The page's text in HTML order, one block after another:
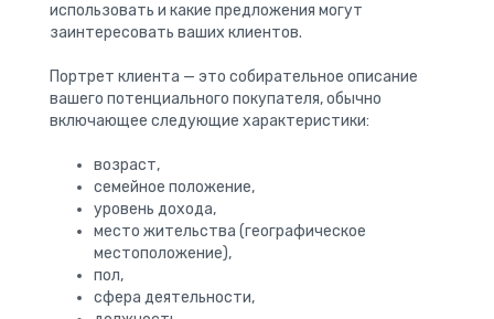
использовать и какие предложения могут
заинтересовать ваших клиентов.
Портрет клиента — это собирательное описание
вашего потенциального покупателя, обычно
включающее следующие характеристики:
возраст,
семейное положение,
уровень дохода,
место жительства (географическое
местоположение),
пол,
сфера деятельности,